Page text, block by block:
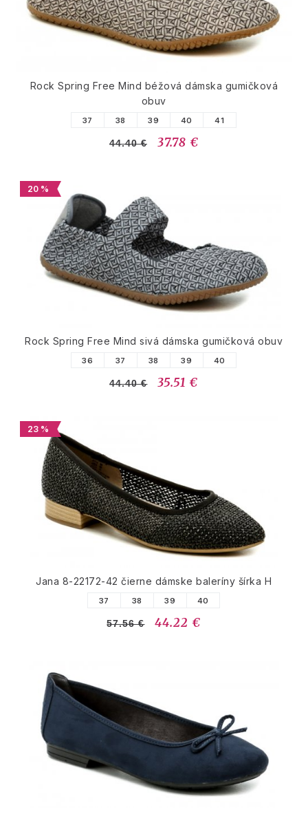
Rock Spring Free Mind béžová dámska gumičková
obuv
37 38 39 40 41
44.40 € 37.78 €
20 %
Rock Spring Free Mind sivá dámska gumičková obuv
36 37 38 39 40
44.40 € 35.51 €
23 %
Jana 8-22172-42 čierne dámske baleríny šírka H
37 38 39 40
57.56 € 44.22 €